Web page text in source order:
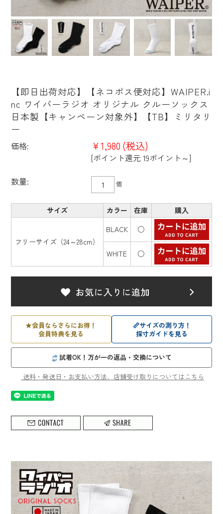
【即日出荷対応】【ネコポス便対応】WAIPER.i
nc ワイパーラジオ オリジナル クルーソックス
日本製【キャンペーン対象外】【TB】ミリタリ
ー
価格: ¥1,980 (税込)
[ポイント還元 19ポイント～]
数量:
個
サイズ カラー 在庫 購入
フリーサイズ（24～28cm）
BLACK ○
WHITE ○
★会員ならさらにお得！
会員特典を見る
📏サイズの測り方！
採寸ガイドを見る
試着OK！万が一の返品・交換について
送料・発送日・お支払い方法、店舗受け取りについてはこちら